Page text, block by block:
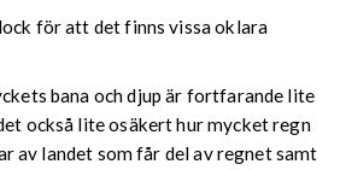
för att det finns vissa oklara
bana och djup är fortfarande lite
också lite osäkert hur mycket regn
av landet som får del av regnet samt